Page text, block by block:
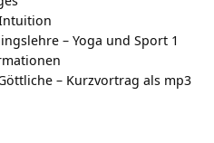
– Yoga und Sport 1
– Kurzvortrag als mp3